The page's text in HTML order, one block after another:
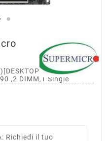
ONLY]Mini-
,2 DIMM,1 Single